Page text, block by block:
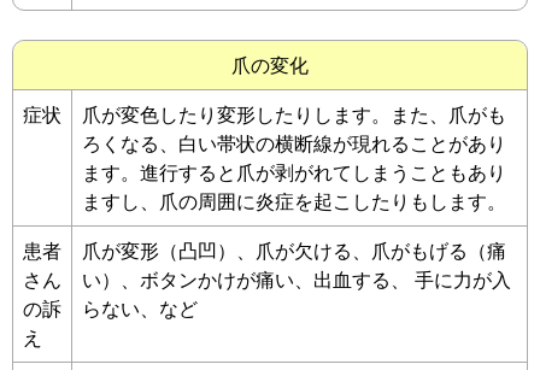
爪の変化
症状
爪が変色したり変形したりします。また、爪がも
ろくなる、白い帯状の横断線が現れることがあり
ます。進行すると爪が剥がれてしまうこともあり
ますし、爪の周囲に炎症を起こしたりもします。
患者
さん
の訴
え
爪が変形（凸凹）、爪が欠ける、爪がもげる（痛
い）、ボタンかけが痛い、出血する、 手に力が入
らない、など